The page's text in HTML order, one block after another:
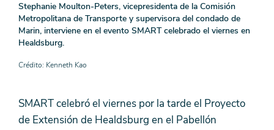
Stephanie Moulton-Peters, vicepresidenta de la Comisión
Metropolitana de Transporte y supervisora ​​del condado de
Marin, interviene en el evento SMART celebrado el viernes en
Healdsburg.
Crédito Kenneth Kao
SMART celebró el viernes por la tarde el Proyecto
de Extensión de Healdsburg en el Pabellón